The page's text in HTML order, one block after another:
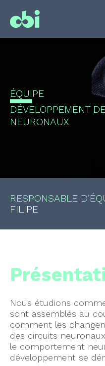
ÉQUIPE
DÉVELOPPEMENT
NEURONAUX
RESPONSABLE
FILIPE
Nous étudions
sont assemblés au
comment les
des circuits
le comportement
développement se